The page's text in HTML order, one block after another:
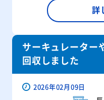
詳
サーキュレーター
回収しました
2026年02月09日